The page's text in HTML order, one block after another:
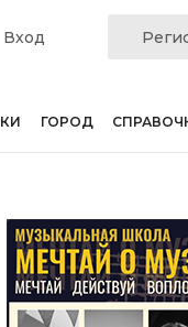
Вход
ГОРОД